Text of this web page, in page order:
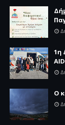
1η
Ο